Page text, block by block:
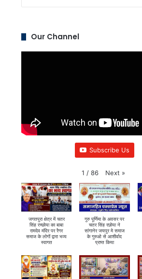
Our Channel
Subscribe Us
1 / 86 Next »
जगतपुरा क्षेत्र में चतर
सिंह रच्छोया का बाबा
रामदेव मंदिर पर रैगर
समाज के लोगों द्वारा भव्य
स्वागत
गुरु पूर्णिमा के अवसर पर
चतर सिंह रछोया ने
सांगानेर जयपुर मे समाज
के गुरुओ से आशीर्वाद
प्राप्त किया